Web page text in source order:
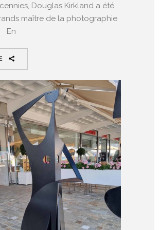
Douglas Kirkland a été
maître de la photographie
En